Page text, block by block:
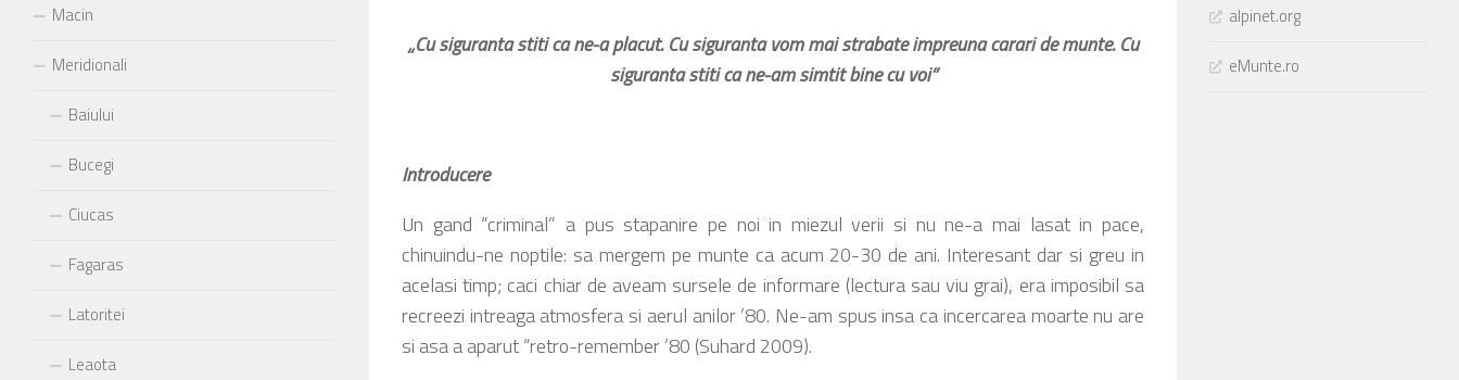
„Cu siguranta stiti ca ne-a placut.Cu siguranta vom mai strabate impreuna carari de munte.Cu
siguranta stiti ca ne-am simtit bine cu voi”
Introducere
Un gand “criminal” a pus stapanire pe noi in miezul verii si nu ne-a mai lasat in pace,
chinuindu-ne noptile: sa mergem pe munte ca acum 20-30 de ani. Interesant dar si greu in
acelasi timp; caci chiar de aveam sursele de informare (lectura sau viu grai), era imposibil sa
recreezi intreaga atmosfera si aerul anilor ’80. Ne-am spus insa ca incercarea moarte nu are
si asa a aparut “retro-remember ’80 (Suhard 2009).
Macin
Meridionali
Baiului
Bucegi
Ciucas
Fagaras
Latoritei
Leaota
alpinet.org
eMunte.ro